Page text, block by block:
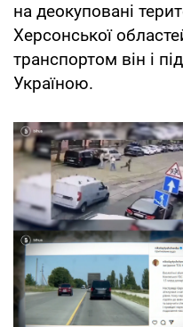
на деокуповані
Херсонської
транспортом він і
Україною.